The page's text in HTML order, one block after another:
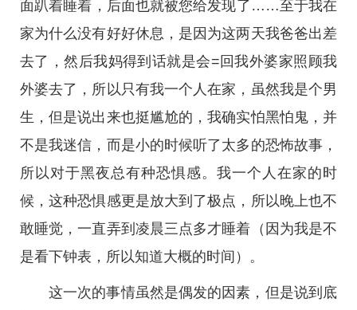
面趴着睡着，后面也就被您给发现了……至于我在
家为什么没有好好休息，是因为这两天我爸爸出差
去了，然后我妈得到话就是会=回我外婆家照顾我
外婆去了，所以只有我一个人在家，虽然我是个男
生，但是说出来也挺尴尬的，我确实怕黑怕鬼，并
不是我迷信，而是小的时候听了太多的恐怖故事，
所以对于黑夜总有种恐惧感。我一个人在家的时
候，这种恐惧感更是放大到了极点，所以晚上也不
敢睡觉，一直弄到凌晨三点多才睡着（因为我是不
是看下钟表，所以知道大概的时间）。
这一次的事情虽然是偶发的因素，但是说到底